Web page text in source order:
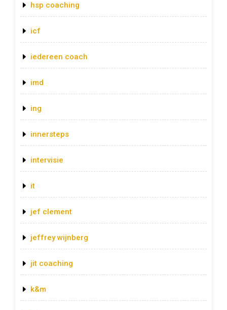
hsp coaching
icf
iedereen coach
imd
ing
innersteps
intervisie
it
jef clement
jeffrey wijnberg
jit coaching
k&m